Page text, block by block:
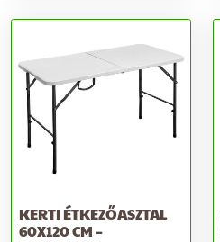
KERTI ÉTKEZŐASZTAL
60X120 CM –